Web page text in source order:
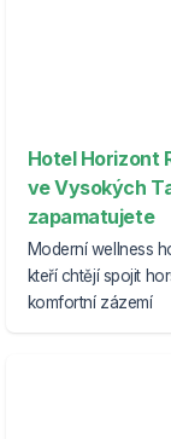
Hotel Horizont
ve Vysokých
zapamatujete
Moderní wellness
kteří chtějí spojit
komfortní zázemí